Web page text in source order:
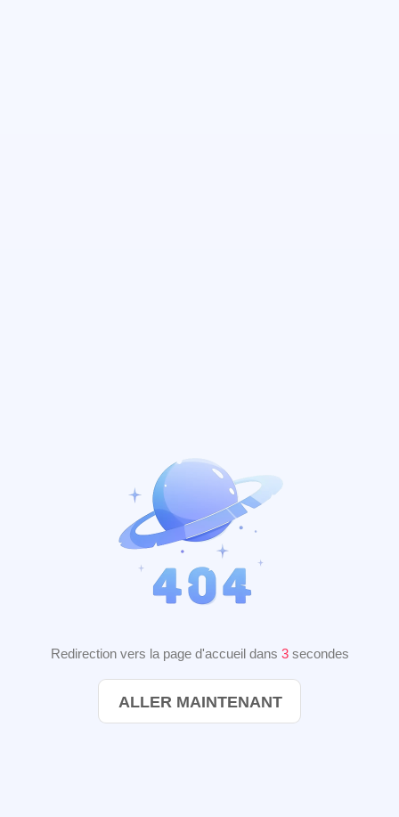
Redirection vers la page d'accueil dans 2secondes
ALLER MAINTENANT